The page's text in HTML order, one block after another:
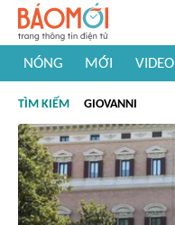
NÓNG MỚI VIDEO
#Khám phá Việt Nam
TÌM KIẾM GIOVANNI